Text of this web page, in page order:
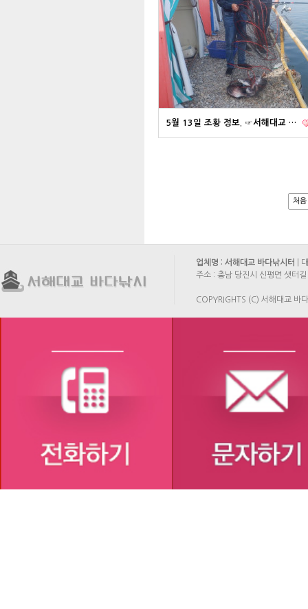
5월 13일 조황 정보. ☞서해대교 …
처음
업체명 : 서해대교 바다낚시터
|
주소 : 충남 당진시 신평면 샛터
COPYRIGHTS (C) 서해대교 바